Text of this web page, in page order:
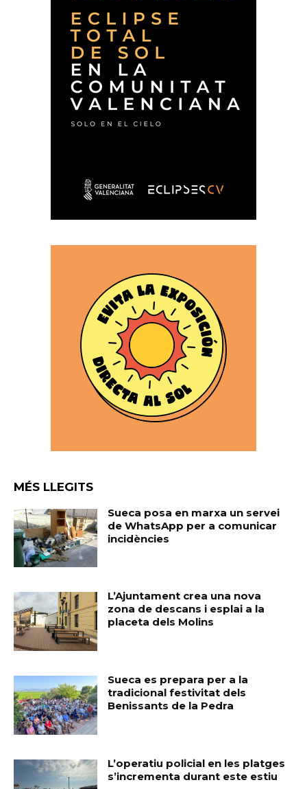
MÉS LLEGITS
Sueca posa en marxa un servei
de WhatsApp per a comunicar
incidències
L’Ajuntament crea una nova
zona de descans i esplai a la
placeta dels Molins
Sueca es prepara per a la
tradicional festivitat dels
Benissants de la Pedra
L’operatiu policial en les platges
s’incrementa durant este estiu